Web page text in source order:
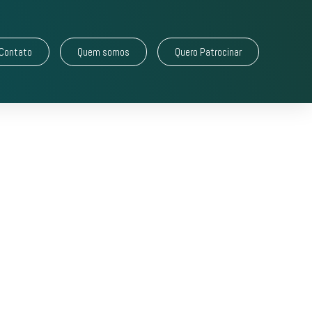
Quem somos Quero Patrocinar